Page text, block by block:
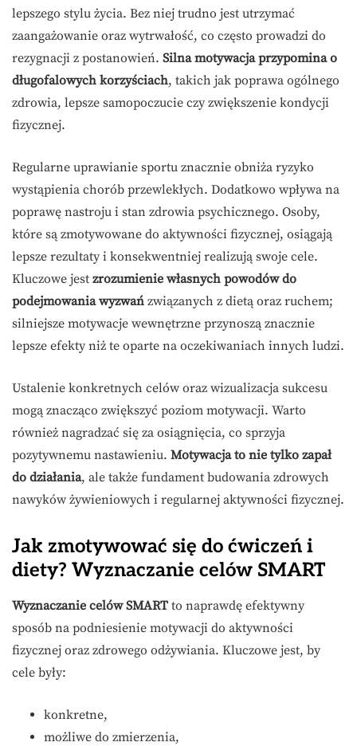
lepszego stylu życia. Bez niej trudno jest utrzymać
zaangażowanie oraz wytrwałość, co często prowadzi do
rezygnacji z postanowień. Silna motywacja przypomina o
długofalowych korzyściach, takich jak poprawa ogólnego
zdrowia, lepsze samopoczucie czy zwiększenie kondycji
fizycznej.
Regularne uprawianie sportu znacznie obniża ryzyko
wystąpienia chorób przewlekłych. Dodatkowo wpływa na
poprawę nastroju i stan zdrowia psychicznego. Osoby,
które są zmotywowane do aktywności fizycznej, osiągają
lepsze rezultaty i konsekwentniej realizują swoje cele.
Kluczowe jest zrozumienie własnych powodów do
podejmowania wyzwań związanych z dietą oraz ruchem;
silniejsze motywacje wewnętrzne przynoszą znacznie
lepsze efekty niż te oparte na oczekiwaniach innych ludzi.
Ustalenie konkretnych celów oraz wizualizacja sukcesu
mogą znacząco zwiększyć poziom motywacji. Warto
również nagradzać się za osiągnięcia, co sprzyja
pozytywnemu nastawieniu. Motywacja to nie tylko zapał
do działania, ale także fundament budowania zdrowych
nawyków żywieniowych i regularnej aktywności fizycznej.
Jak zmotywować się do ćwiczeń i
diety? Wyznaczanie celów SMART
Wyznaczanie celów SMART to naprawdę efektywny
sposób na podniesienie motywacji do aktywności
fizycznej oraz zdrowego odżywiania. Kluczowe jest, by
cele były:
konkretne,
możliwe do zmierzenia,